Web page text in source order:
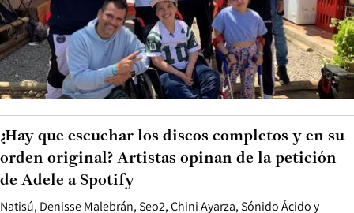
Natisú, Denisse Malebrán, Seo2, Chini Ayarza, Sónido Ácido y
¿Hay que escuchar los discos completos y en su
orden original? Artistas opinan de la petición
de Adele a Spotify